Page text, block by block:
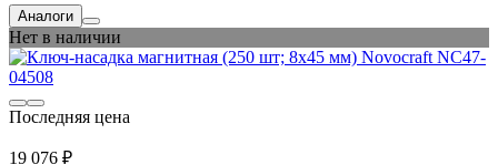
Аналоги
Нет в наличии
Последняя цена
19 076 ₽